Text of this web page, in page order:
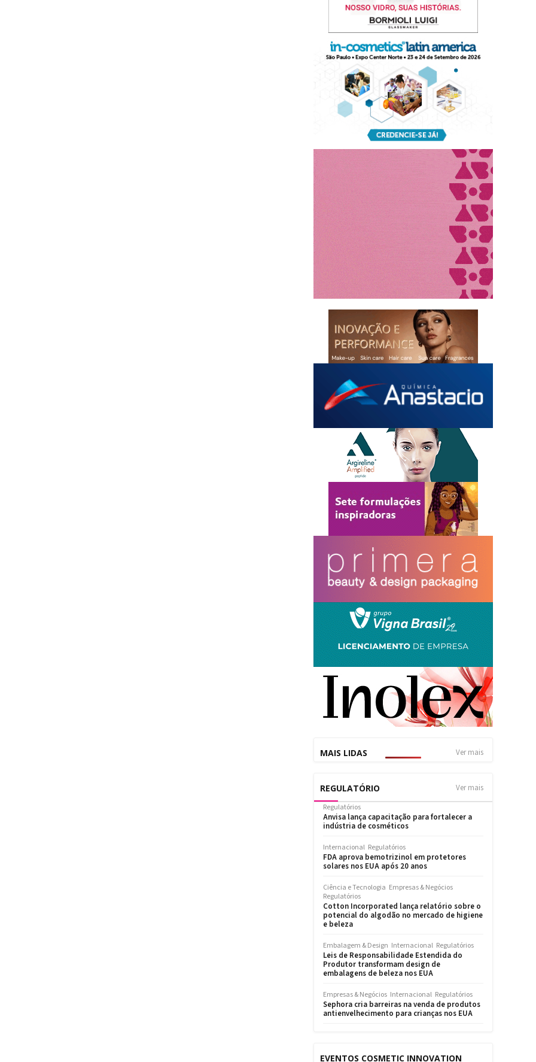
MAIS LIDAS Ver mais
REGULATÓRIO Ver mais
Regulatórios
Anvisa lança capacitação para fortalecer a
indústria de cosméticos
Internacional Regulatórios
FDA aprova bemotrizinol em protetores
solares nos EUA após 20 anos
Ciência e Tecnologia Empresas & Negócios
Regulatórios
Cotton Incorporated lança relatório sobre o
potencial do algodão no mercado de higiene
e beleza
Embalagem & Design Internacional Regulatórios
Leis de Responsabilidade Estendida do
Produtor transformam design de
embalagens de beleza nos EUA
Empresas & Negócios Internacional Regulatórios
Sephora cria barreiras na venda de produtos
antienvelhecimento para crianças nos EUA
EVENTOS COSMETIC INNOVATION